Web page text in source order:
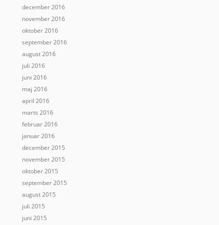
december 2016
november 2016
oktober 2016
september 2016
august 2016
juli 2016
juni 2016
maj 2016
april 2016
marts 2016
februar 2016
januar 2016
december 2015
november 2015
oktober 2015
september 2015
august 2015
juli 2015
juni 2015